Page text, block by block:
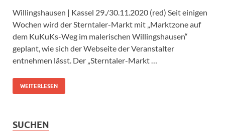
Willingshausen | Kassel 29./30.11.2020 (red) Seit einigen
Wochen wird der Sterntaler-Markt mit „Marktzone auf
dem KuKuKs-Weg im malerischen Willingshausen“
geplant, wie sich der Webseite der Veranstalter
entnehmen lässt. Der „Sterntaler-Markt …
WEITERLESEN
SUCHEN